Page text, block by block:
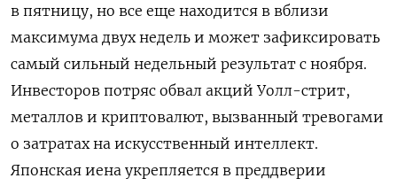
в пятницу, но все еще находится в вблизи
максимума двух недель и может зафиксировать
самый сильный недельный результат с ноября.
Инвесторов потряс обвал акций Уолл-стрит,
металлов и криптовалют, вызванный тревогами
о затратах на искусственный интеллект.
Японская ⁠иена укрепляется в преддверии